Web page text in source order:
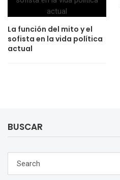
La función del mito y el
sofista en la vida política
actual
BUSCAR